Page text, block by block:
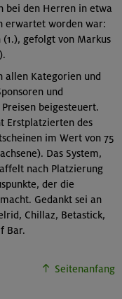
bei den Herren in etwa
erwartet worden war:
gefolgt von Markus
allen Kategorien und
und
beigesteuert.
Erstplatzierten des
im Wert von 75
Das System,
nach Platzierung
der die
Gedankt sei an
Chillaz, Betastick,
Bar.
Seitenanfang